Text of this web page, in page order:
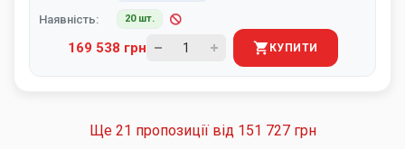
Наявність: 20 шт.
169 538 грн КУПИТИ
Ще 21 пропозиції від 151 727 грн